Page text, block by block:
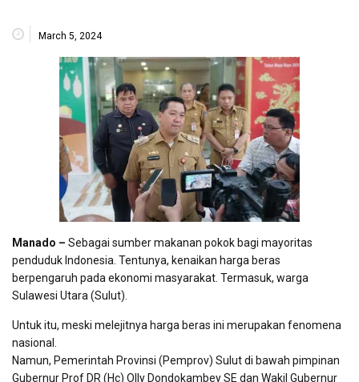
March 5, 2024
Manado – Sebagai sumber makanan pokok bagi mayoritas
penduduk Indonesia. Tentunya, kenaikan harga beras
berpengaruh pada ekonomi masyarakat. Termasuk, warga
Sulawesi Utara (Sulut).
Untuk itu, meski melejitnya harga beras ini merupakan fenomena
nasional.
Namun, Pemerintah Provinsi (Pemprov) Sulut di bawah pimpinan
Gubernur Prof DR (Hc) Olly Dondokambey SE dan Wakil Gubernur